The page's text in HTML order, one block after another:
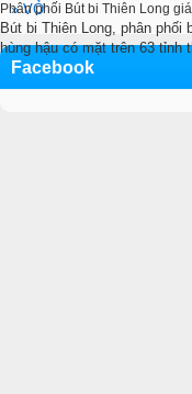
Phân phối Bút bi Thiên Long
Bút bi Thiên Long, phân
hùng hậu có mặt trên 63 tỉnh
»VỞ
Facebook